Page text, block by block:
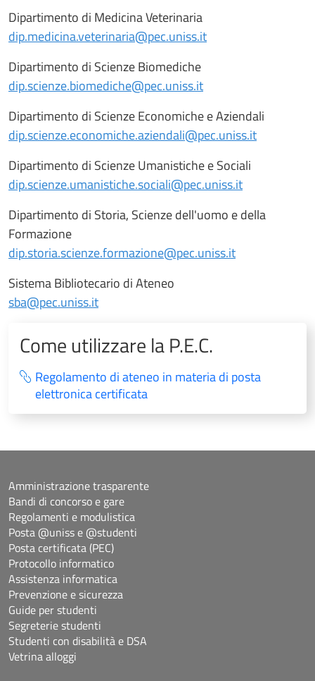
Dipartimento di Medicina Veterinaria
dip.medicina.veterinaria@pec.uniss.it
Dipartimento di Scienze Biomediche
dip.scienze.biomediche@pec.uniss.it
Dipartimento di Scienze Economiche e Aziendali
dip.scienze.economiche.aziendali@pec.uniss.it
Dipartimento di Scienze Umanistiche e Sociali
dip.scienze.umanistiche.sociali@pec.uniss.it
Dipartimento di Storia, Scienze dell'uomo e della
Formazione
dip.storia.scienze.formazione@pec.uniss.it
Sistema Bibliotecario di Ateneo
sba@pec.uniss.it
Come utilizzare la P.E.C.
Regolamento di ateneo in materia di posta
elettronica certificata
Amministrazione trasparente
Bandi di concorso e gare
Regolamenti e modulistica
Posta @uniss e @studenti
Posta certificata (PEC)
Protocollo informatico
Assistenza informatica
Prevenzione e sicurezza
Guide per studenti
Segreterie studenti
Studenti con disabilità e DSA
Vetrina alloggi